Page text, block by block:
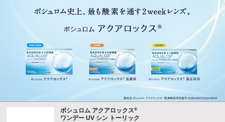
ボシュロム アクアロックス®
ワンデー UV シン トーリック